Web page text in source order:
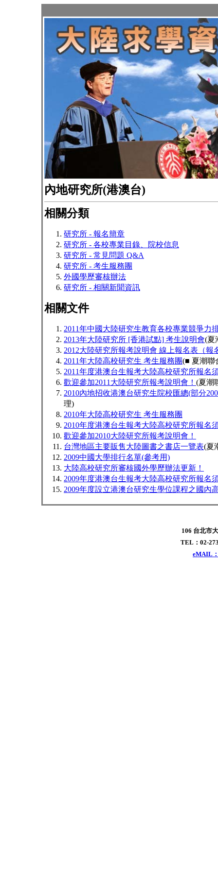
內地研究所(港澳台)
相關分類
研究所 - 報名簡章
研究所 - 各校專業目錄、院校信息
研究所 - 常見問題 Q&A
研究所 - 考生服務團
外國學歷審核辦法
研究所 - 相關新聞資訊
相關文件
2011年中國大陸研究生教育各校專業競爭力
2013年大陸研究所 [香港試點] 考生說明會(夏
2012大陸研究所報考說明會 線上報名表（報
2011年大陸高校研究生 考生服務團(■ 夏潮聯
2011年度港澳台生報考大陸高校研究所報名
歡迎參加2011大陸研究所報考說明會！ (夏潮
2010內地招收港澳台研究生院校匯總(部分
理)
2010年大陸高校研究生 考生服務團
2010年度港澳台生報考大陸高校研究所報名
歡迎參加2010大陸研究所報考說明會！
台灣地區主要販售大陸圖書之書店一覽表(夏
2009中國大學排行名單(參考用)
大陸高校研究所審核國外學歷辦法更新！
2009年度港澳台生報考大陸高校研究所報名
2009年度設立港澳台研究生學位課程之國內
106 台北市
TEL：02-
eMAIL